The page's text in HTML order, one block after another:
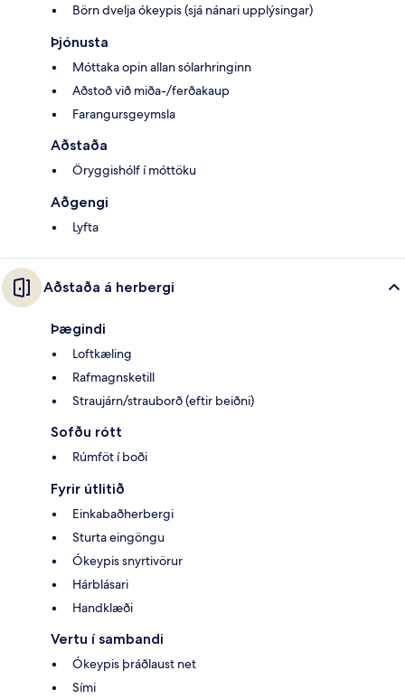
Börn dvelja ókeypis (sjá nánari upplýsingar)
Þjónusta
Móttaka opin allan sólarhringinn
Aðstoð við miða-/ferðakaup
Farangursgeymsla
Aðstaða
Öryggishólf í móttöku
Aðgengi
Lyfta
Aðstaða á herbergi
Þægindi
Loftkæling
Rafmagnsketill
Straujárn/strauborð (eftir beiðni)
Sofðu rótt
Rúmföt í boði
Fyrir útlitið
Einkabaðherbergi
Sturta eingöngu
Ókeypis snyrtivörur
Hárblásari
Handklæði
Vertu í sambandi
Ókeypis þráðlaust net
Sími